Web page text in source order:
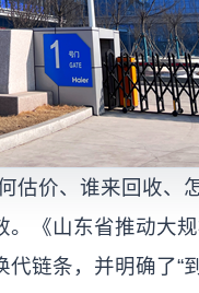
价、谁来回收、
《山东省推动大
链条，并明确了“